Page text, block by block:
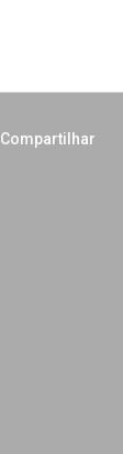
Compartilhar